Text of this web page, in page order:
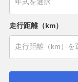
走行距離（km）